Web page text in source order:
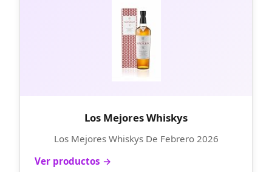
Los Mejores Whiskys
Los Mejores Whiskys De Febrero 2026
Ver productos →